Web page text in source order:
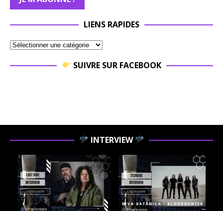
LIENS RAPIDES
SUIVRE SUR FACEBOOK
INTERVIEW